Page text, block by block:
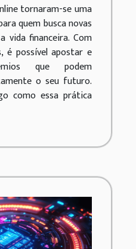
tornaram-se uma
quem busca novas
vida financeira. Com
é possível apostar e
que podem
o seu futuro.
como essa prática